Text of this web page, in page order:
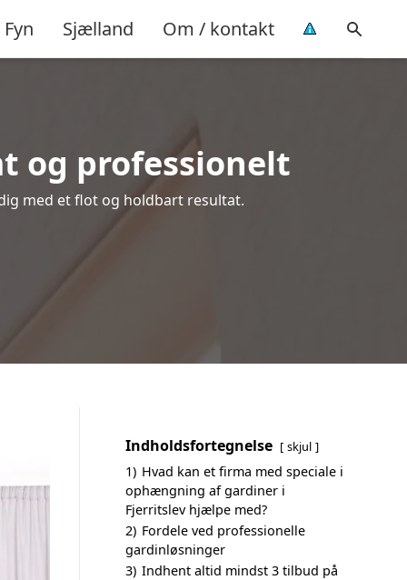
Fyn Sjælland Om / kontakt
og professionelt
med et flot og holdbart resultat.
Indholdsfortegnelse skjul
1) Hvad kan et firma med speciale i
ophængning af gardiner i
Fjerritslev hjælpe med?
2) Fordele ved professionelle
gardinløsninger
3) Indhent altid mindst 3 tilbud på